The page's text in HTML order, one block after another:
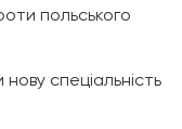
польського
спеціальність